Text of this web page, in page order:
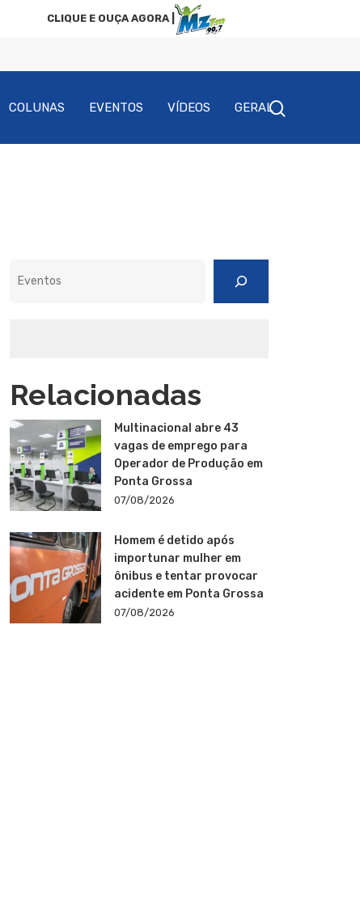
CLIQUE E OUÇA AGORA |
COLUNAS EVENTOS VÍDEOS GERAL
Relacionadas
Multinacional abre 43
vagas de emprego para
Operador de Produção em
Ponta Grossa
07/08/2026
Homem é detido após
importunar mulher em
ônibus e tentar provocar
acidente em Ponta Grossa
07/08/2026